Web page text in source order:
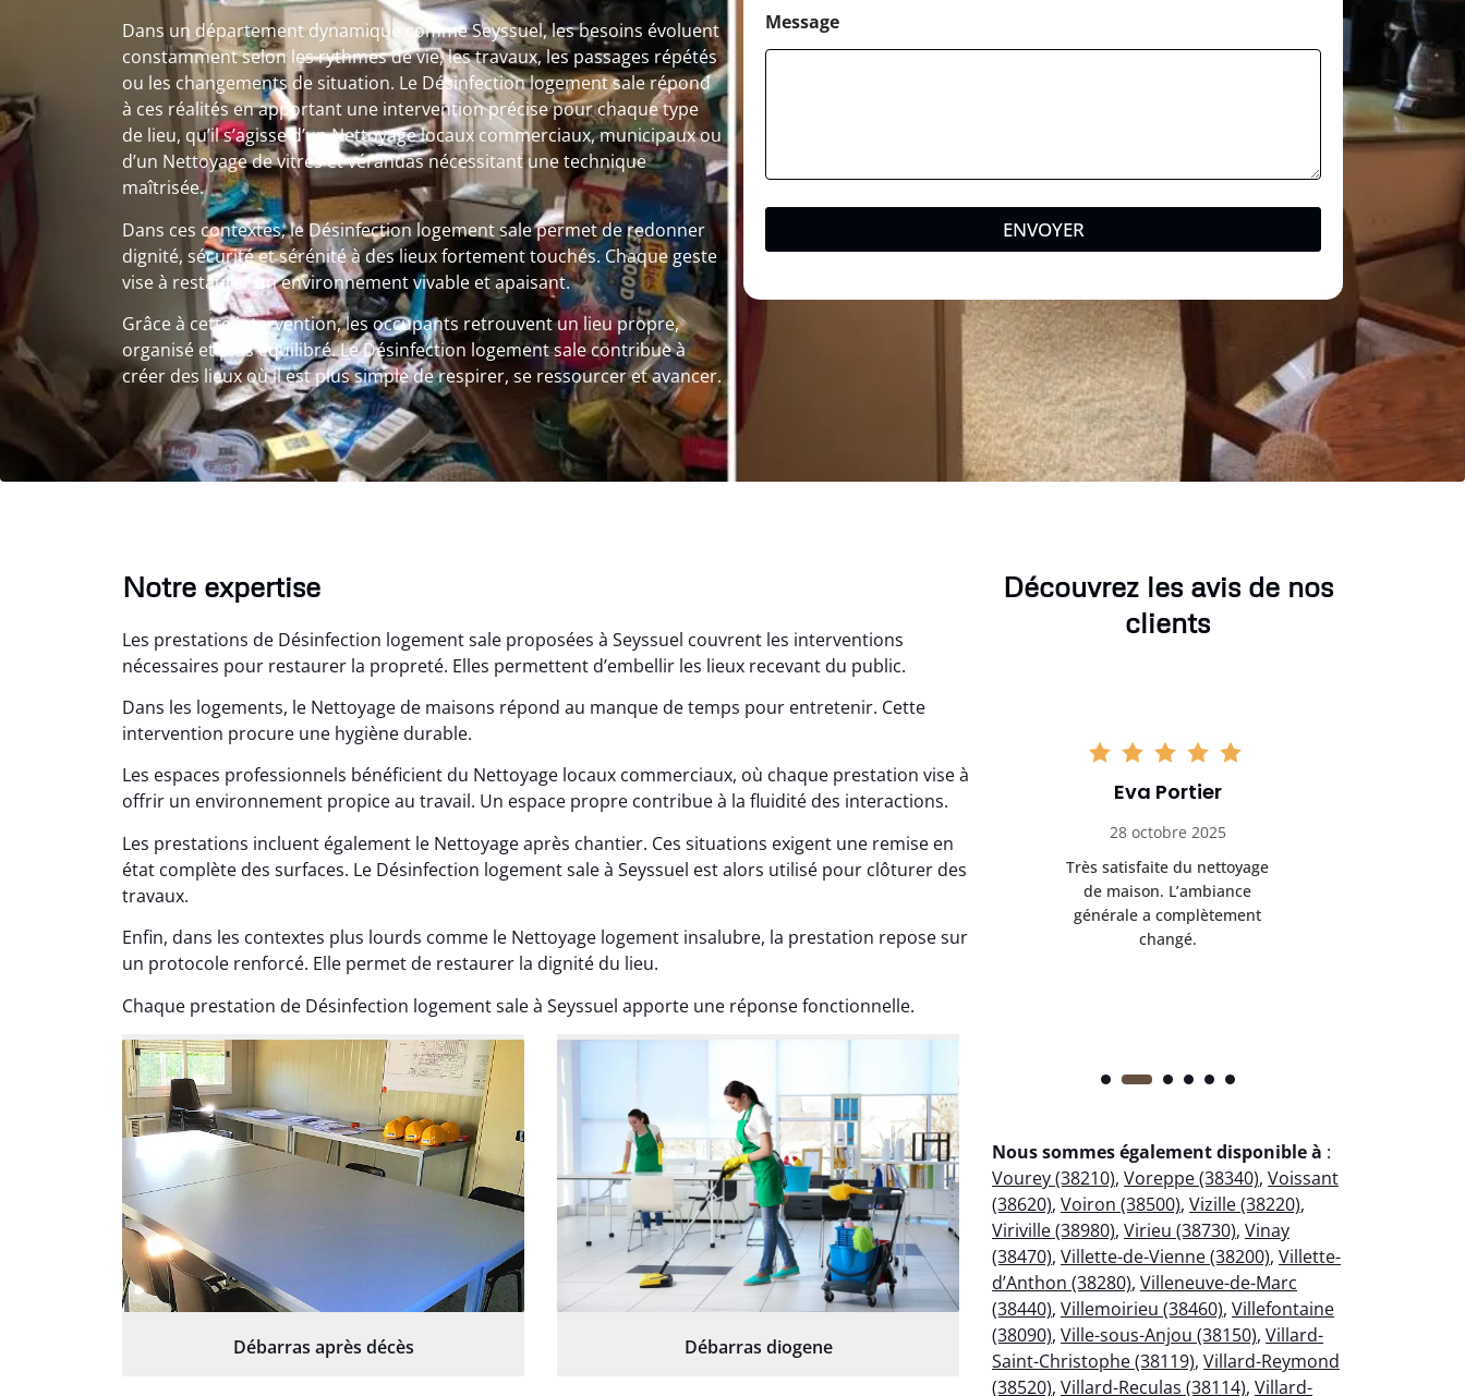
Dans un département dynamique comme Seyssuel, les besoins évoluent
constamment selon les rythmes de vie, les travaux, les passages répétés
ou les changements de situation. Le Désinfection logement sale répond
à ces réalités en apportant une intervention précise pour chaque type
de lieu, qu’il s’agisse d’un Nettoyage locaux commerciaux, municipaux ou
d’un Nettoyage de vitres et vérandas nécessitant une technique
maîtrisée.
Dans ces contextes, le Désinfection logement sale permet de redonner
dignité, sécurité et sérénité à des lieux fortement touchés. Chaque geste
vise à restaurer un environnement vivable et apaisant.
Grâce à cette intervention, les occupants retrouvent un lieu propre,
organisé et plus équilibré. Le Désinfection logement sale contribue à
créer des lieux où il est plus simple de respirer, se ressourcer et avancer.
Message
ENVOYER
Notre expertise
Les prestations de Désinfection logement sale proposées à Seyssuel couvrent les interventions
nécessaires pour restaurer la propreté. Elles permettent d’embellir les lieux recevant du public.
Dans les logements, le Nettoyage de maisons répond au manque de temps pour entretenir. Cette
intervention procure une hygiène durable.
Les espaces professionnels bénéficient du Nettoyage locaux commerciaux, où chaque prestation vise à
offrir un environnement propice au travail. Un espace propre contribue à la fluidité des interactions.
Les prestations incluent également le Nettoyage après chantier. Ces situations exigent une remise en
état complète des surfaces. Le Désinfection logement sale à Seyssuel est alors utilisé pour clôturer des
travaux.
Enfin, dans les contextes plus lourds comme le Nettoyage logement insalubre, la prestation repose sur
un protocole renforcé. Elle permet de restaurer la dignité du lieu.
Chaque prestation de Désinfection logement sale à Seyssuel apporte une réponse fonctionnelle.
Débarras après décès Débarras diogene
Découvrez les avis de nos
clients
Léana Gresset
15 décembre 2025
Nettoyage après chantier
proprement.
Noham Giraudet
16 octobre 2025
Nettoyage d’appartement
rentrant chez soi.
Eva Portier
28 octobre 2025
Très satisfaite du nettoyage
de maison. L’ambiance
générale a complètement
changé.
Nous sommes également disponible à :
Vourey (38210), Voreppe (38340), Voissant
(38620), Voiron (38500), Vizille (38220),
Viriville (38980), Virieu (38730), Vinay
(38470), Villette-de-Vienne (38200), Villette-
d’Anthon (38280), Villeneuve-de-Marc
(38440), Villemoirieu (38460), Villefontaine
(38090), Ville-sous-Anjou (38150), Villard-
Saint-Christophe (38119), Villard-Reymond
(38520), Villard-Reculas (38114), Villard-